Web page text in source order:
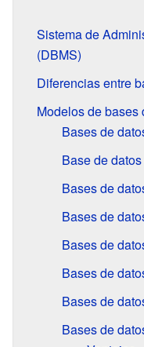
Sistema de
(DBMS)
Diferencias entre
Modelos de bases
Bases de
Base de
Bases de
Bases de
Bases de
Bases de
Bases de
Bases de